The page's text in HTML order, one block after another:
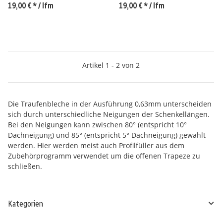
19,00 €*/ lfm
19,00 €*/ lfm
Artikel 1 - 2 von 2
Die Traufenbleche in der Ausführung 0,63mm unterscheiden
sich durch unterschiedliche Neigungen der Schenkellängen.
Bei den Neigungen kann zwischen 80° (entspricht 10°
Dachneigung) und 85° (entspricht 5° Dachneigung) gewählt
werden. Hier werden meist auch Profilfüller aus dem
Zubehörprogramm verwendet um die offenen Trapeze zu
schließen.
Kategorien